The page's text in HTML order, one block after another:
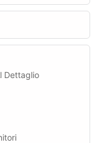
Dettaglio